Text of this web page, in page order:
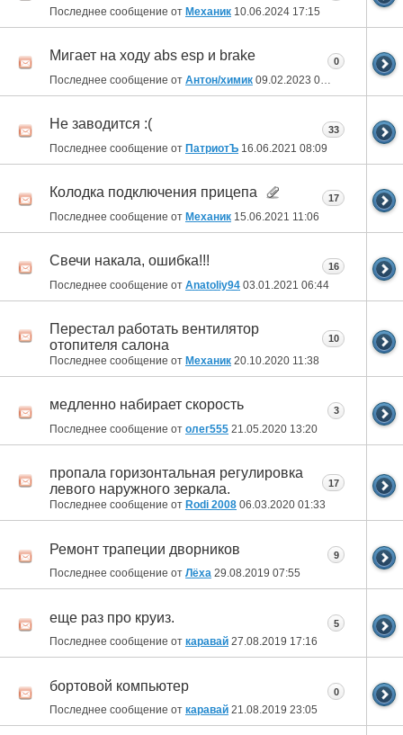
Последнее сообщение от Механик 10.06.2024 17:15
Мигает на ходу abs esp и brake
Последнее сообщение от Антон/химик 09.02.2023 06:57
0
Не заводится :(
Последнее сообщение от ПатриотЪ 16.06.2021 08:09
33
Колодка подключения прицепа
Последнее сообщение от Механик 15.06.2021 11:06
17
Свечи накала, ошибка!!!
Последнее сообщение от Anatoliy94 03.01.2021 06:44
16
Перестал работать вентилятор
отопителя салона
Последнее сообщение от Механик 20.10.2020 11:38
10
медленно набирает скорость
Последнее сообщение от олег555 21.05.2020 13:20
3
пропала горизонтальная регулировка
левого наружного зеркала.
Последнее сообщение от Rodi 2008 06.03.2020 01:33
17
Ремонт трапеции дворников
Последнее сообщение от Лёха 29.08.2019 07:55
9
еще раз про круиз.
Последнее сообщение от каравай 27.08.2019 17:16
5
бортовой компьютер
Последнее сообщение от каравай 21.08.2019 23:05
0